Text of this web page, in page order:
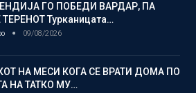
ГО ПОБЕДИ ВАРДАР, ПА
Турканицата…
09/08/2026
НА МЕСИ КОГА СЕ ВРАТИ ДОМА ПО
НА ТАТКО МУ…